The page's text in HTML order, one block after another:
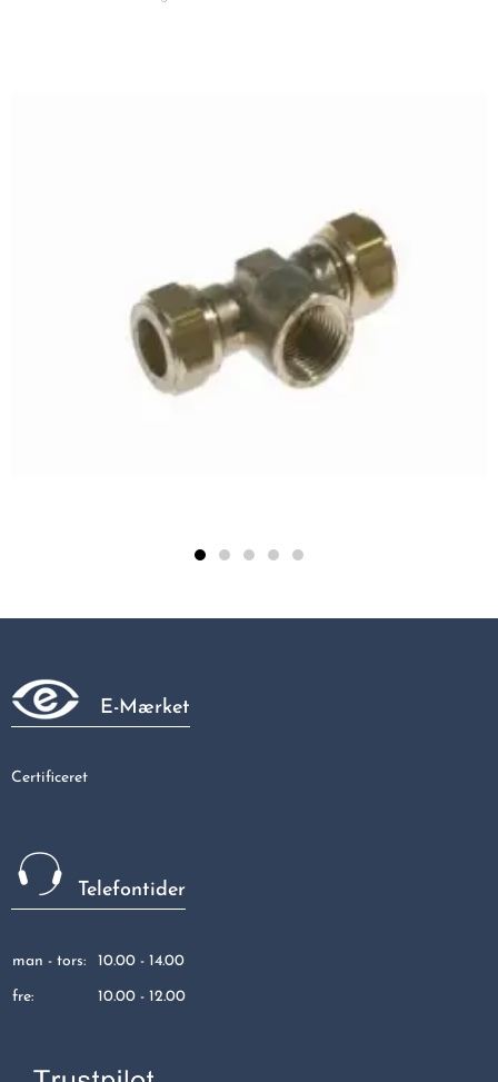
115,80 kr
E-Mærket
Certificeret
Telefontider
man - tors: 10.00 - 14.00
fre: 10.00 - 12.00